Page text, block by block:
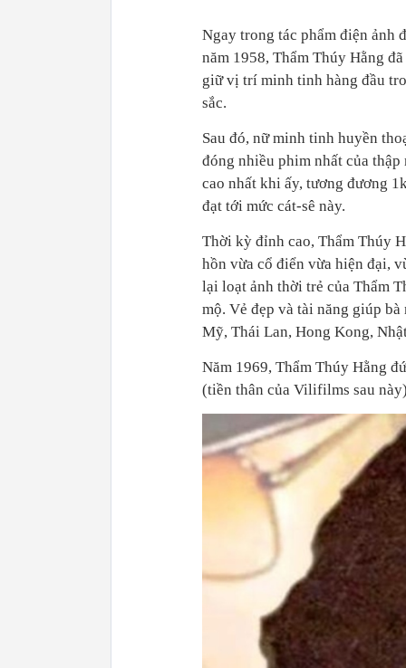
Ngay trong tác phẩm điện ảnh
năm 1958, Thẩm Thúy Hằng
giữ vị trí minh tinh hàng đầu
sắc.
Sau đó, nữ minh tinh huyền
đóng nhiều phim nhất của
cao nhất khi ấy, tương đương
đạt tới mức cát-sê này.
Thời kỳ đỉnh cao, Thẩm Thúy
hồn vừa cổ điển vừa hiện đại,
lại loạt ảnh thời trẻ của Thẩm
mộ. Vẻ đẹp và tài năng giúp
Mỹ, Thái Lan, Hong Kong,
Năm 1969, Thẩm Thúy Hằng
(tiền thân của Vilifilms sau